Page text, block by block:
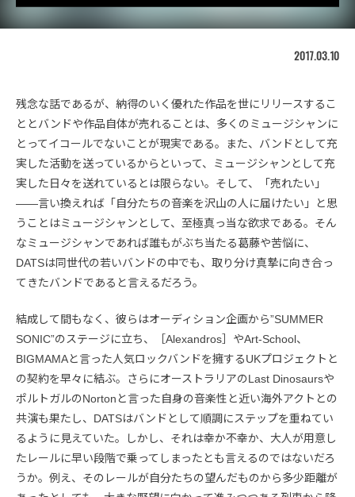
2017.03.10
残念な話であるが、納得のいく優れた作品を世にリリースするこ
ととバンドや作品自体が売れることは、多くのミュージシャンに
とってイコールでないことが現実である。また、バンドとして充
実した活動を送っているからといって、ミュージシャンとして充
実した日々を送れているとは限らない。そして、「売れたい」
――言い換えれば「自分たちの音楽を沢山の人に届けたい」と思
うことはミュージシャンとして、至極真っ当な欲求である。そん
なミュージシャンであれば誰もがぶち当たる葛藤や苦悩に、
DATSは同世代の若いバンドの中でも、取り分け真摯に向き合っ
てきたバンドであると言えるだろう。
結成して間もなく、彼らはオーディション企画から”SUMMER
SONIC”のステージに立ち、［Alexandros］やArt-School、
BIGMAMAと言った人気ロックバンドを擁するUKプロジェクトと
の契約を早々に結ぶ。さらにオーストラリアのLast Dinosaursや
ポルトガルのNortonと言った自身の音楽性と近い海外アクトとの
共演も果たし、DATSはバンドとして順調にステップを重ねてい
るように見えていた。しかし、それは幸か不幸か、大人が用意し
たレールに早い段階で乗ってしまったとも言えるのではないだろ
うか。例え、そのレールが自分たちの望んだものから多少距離が